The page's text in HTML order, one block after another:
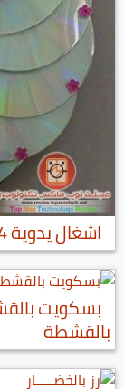
اشغال يدوية 2014
بسكويت
بالقشطة